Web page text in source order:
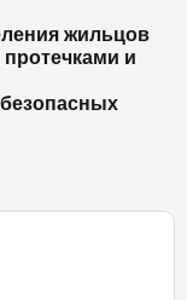
жильцов
и